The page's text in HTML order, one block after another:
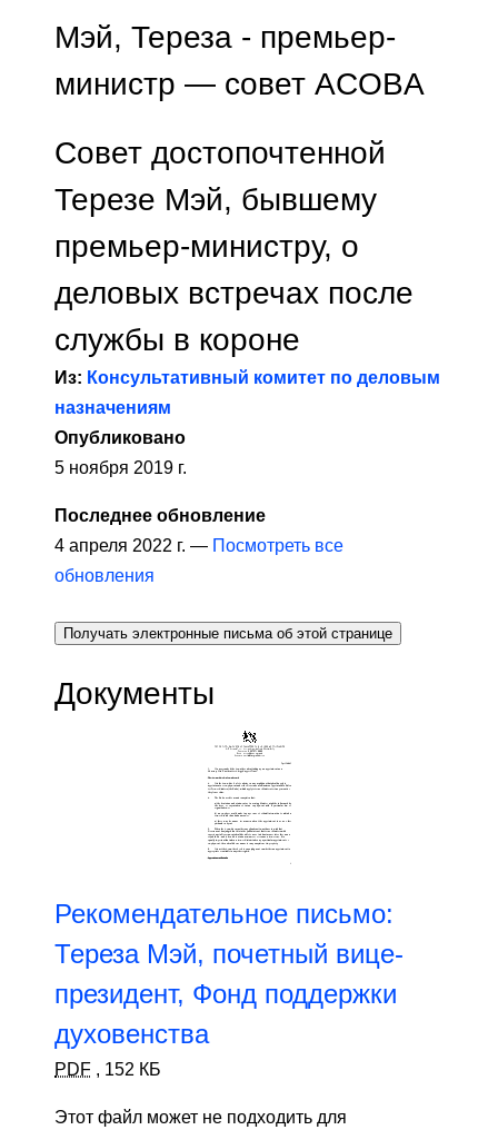
Мэй, Тереза ​​- премьер-
министр — совет ACOBA
Совет достопочтенной
Терезе Мэй, бывшему
премьер-министру, о
деловых встречах после
службы в короне
Из: Консультативный комитет по деловым
назначениям
Опубликовано
5 ноября 2019 г.
Последнее обновление
4 апреля 2022 г. — Посмотреть все
обновления
Получать электронные письма об этой странице
Документы
Рекомендательное письмо:
Тереза ​​Мэй, почетный вице-
президент, Фонд поддержки
духовенства
PDF , 152 КБ
Этот файл может не подходить для